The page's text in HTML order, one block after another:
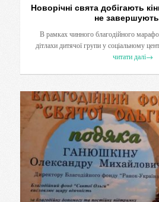
Новорічні свята добігають
не
В рамках чинного благодійного
дітлахи дитячої групи у соціальному
читати далі→